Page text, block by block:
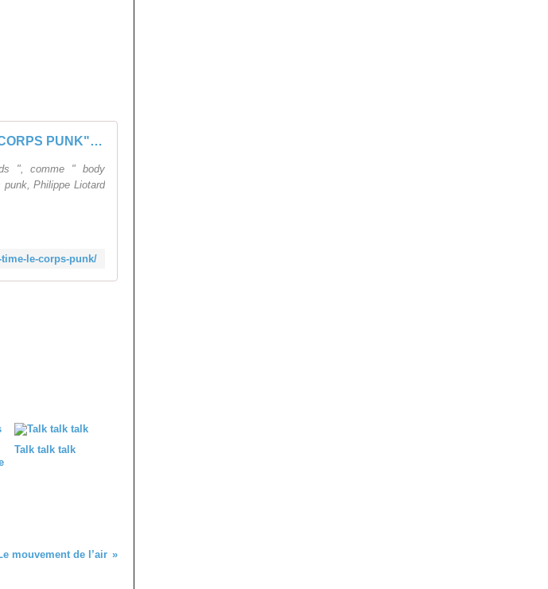
IT'S TIME LE "CORPS PUNK" | 04.02.2016 - 21h
", comme " body
Philippe Liotard
le-corps-punk/
Talk talk talk
mouvement de l’air